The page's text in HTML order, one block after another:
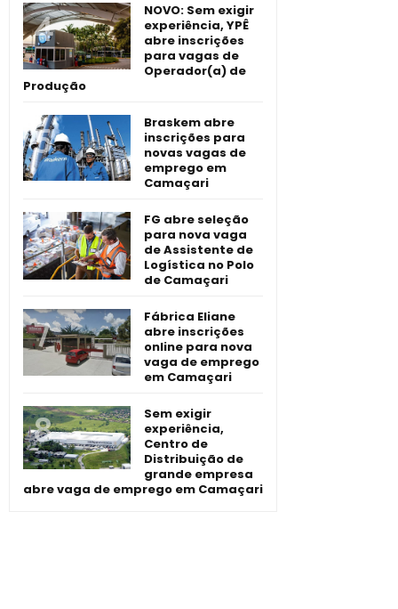
NOVO: Sem exigir
experiência, YPÊ
abre inscrições
para vagas de
Operador(a) de
Produção
Braskem abre
inscrições para
novas vagas de
emprego em
Camaçari
FG abre seleção
para nova vaga
de Assistente de
Logística no Polo
de Camaçari
Fábrica Eliane
abre inscrições
online para nova
vaga de emprego
em Camaçari
Sem exigir
experiência,
Centro de
Distribuição de
grande empresa
abre vaga de emprego em Camaçari